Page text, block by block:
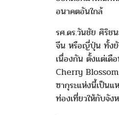
อนาคตอันใกล้
รศ.ดร.วันชัย ศิริช
จีน หรือญี่ปุ่น ทั้งยั
เนื่องกัน ตั้งแต่เ
Cherry Blossom
ซากุระแห่งนี้เป็นแ
ท่องเที่ยวให้กับจัง